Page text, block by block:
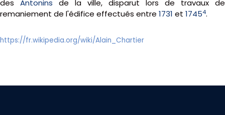
des Antonins de la ville, disparut lors de travaux de
remaniement de l'édifice effectués entre 1731 et 17454.
https://fr.wikipedia.org/wiki/Alain_Chartier